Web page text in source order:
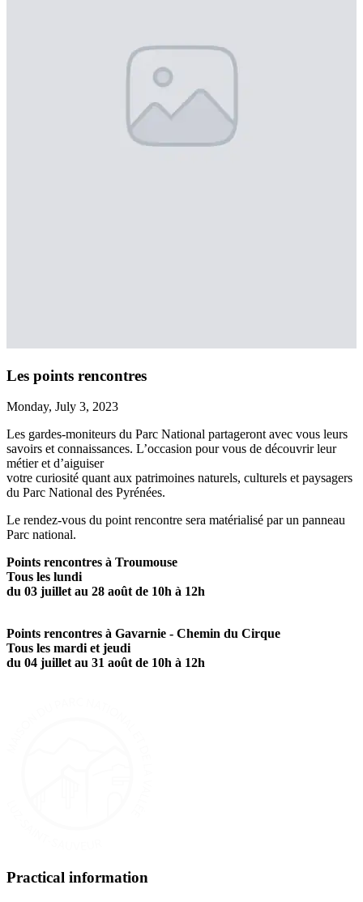
Les points rencontres
Monday, July 3, 2023
Les gardes-moniteurs du Parc National partageront avec vous leurs
savoirs et connaissances. L’occasion pour vous de découvrir leur
métier et d’aiguiser
votre curiosité quant aux patrimoines naturels, culturels et paysagers
du Parc National des Pyrénées.
Le rendez-vous du point rencontre sera matérialisé par un panneau
Parc national.
Points rencontres à Troumouse
Tous les lundi
du 03 juillet au 28 août de 10h à 12h
Points rencontres à Gavarnie - Chemin du Cirque
Tous les mardi et jeudi
du 04 juillet au 31 août de 10h à 12h
Practical information